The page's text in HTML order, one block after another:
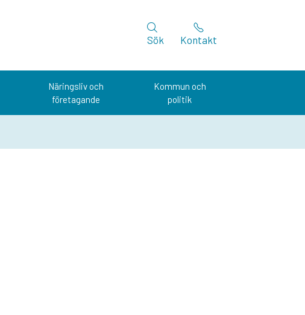
Sök
Kontakt
Näringsliv och
företagande
Kommun och
politik